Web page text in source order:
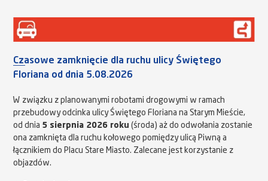
Czasowe zamknięcie dla ruchu ulicy Świętego
Floriana od dnia 5.08.2026
W związku z planowanymi robotami drogowymi w ramach
przebudowy odcinka ulicy Świętego Floriana na Starym Mieście,
od dnia 5 sierpnia 2026 roku (środa) aż do odwołania zostanie
ona zamknięta dla ruchu kołowego pomiędzy ulicą Piwną a
łącznikiem do Placu Stare Miasto. Zalecane jest korzystanie z
objazdów.